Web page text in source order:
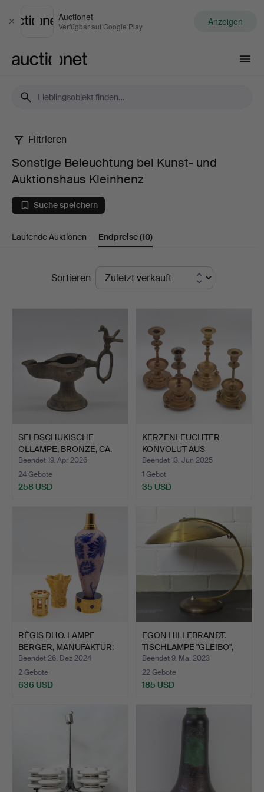
Schließen
Auctionet
Verfügbar auf Google Play Anzeigen
Sonstige
Beleuchtung
bei
Kunst-
Auktionshaus
Kleinhenz
Filtrieren
Sonstige Beleuchtung bei Kunst- und
Auktionshaus Kleinhenz
Suche speichern
Laufende Auktionen Endpreise(10)
EndpreiseSortieren
SELDSCHUKISCHE
ÖLLAMPE, BRONZE, CA.
12-13.…
Beendet 19. Apr 2026
24 Gebote
258 USD
KERZENLEUCHTER
KONVOLUT AUS
RUSSLAND, VIER…
Beendet 13. Jun 2025
1 Gebot
35 USD
RÈGIS DHO. LAMPE
BERGER, MANUFAKTUR:
VIANN…
Beendet 26. Dez 2024
2 Gebote
636 USD
EGON HILLEBRANDT.
TISCHLAMPE "GLEIBO",
AUS…
Beendet 9. Mai 2023
22 Gebote
185 USD